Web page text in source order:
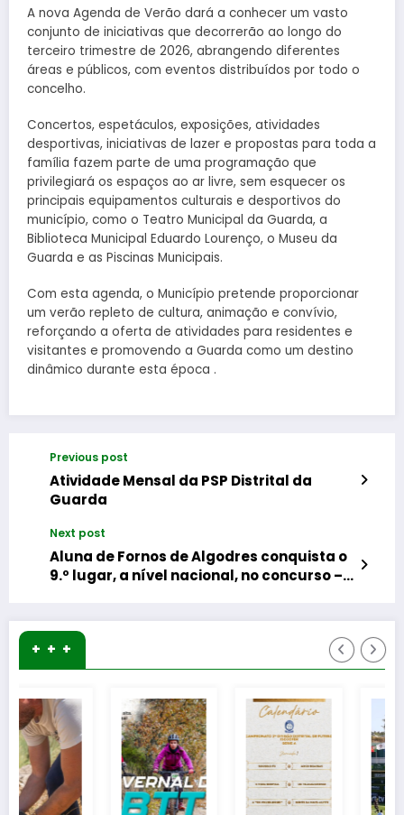
A nova Agenda de Verão dará a conhecer um vasto
conjunto de iniciativas que decorrerão ao longo do
terceiro trimestre de 2026, abrangendo diferentes
áreas e públicos, com eventos distribuídos por todo o
concelho.
Concertos, espetáculos, exposições, atividades
desportivas, iniciativas de lazer e propostas para toda a
família fazem parte de uma programação que
privilegiará os espaços ao ar livre, sem esquecer os
principais equipamentos culturais e desportivos do
município, como o Teatro Municipal da Guarda, a
Biblioteca Municipal Eduardo Lourenço, o Museu da
Guarda e as Piscinas Municipais.
Com esta agenda, o Município pretende proporcionar
um verão repleto de cultura, animação e convívio,
reforçando a oferta de atividades para residentes e
visitantes e promovendo a Guarda como um destino
dinâmico durante esta época .
Previous post
Atividade Mensal da PSP Distrital da
Guarda
Next post
Aluna de Fornos de Algodres conquista o
9.º lugar, a nível nacional, no concurso –
+ + +